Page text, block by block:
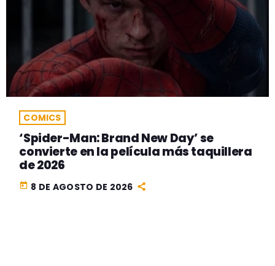
COMICS
‘Spider-Man: Brand New Day’ se
convierte en la película más taquillera
de 2026
today 8 DE AGOSTO DE 2026